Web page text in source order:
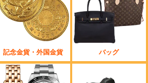
記念金貨・外国金貨 バッグ